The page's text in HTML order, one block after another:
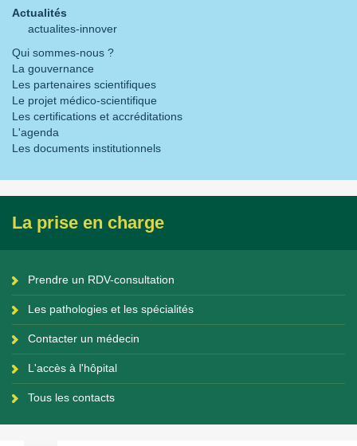
Actualités
actualites-innover
Qui sommes-nous ?
La gouvernance
Les partenaires scientifiques
Le projet médico-scientifique
Les certifications et accréditations
L'agenda
Les documents institutionnels
La prise en charge
Prendre un RDV-consultation
Les pathologies et les spécialités
Contacter un médecin
L'accès à l'hôpital
Tous les contacts